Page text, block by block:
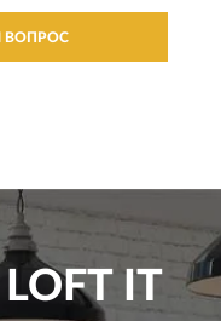
ВОПРОС
LOFT IT